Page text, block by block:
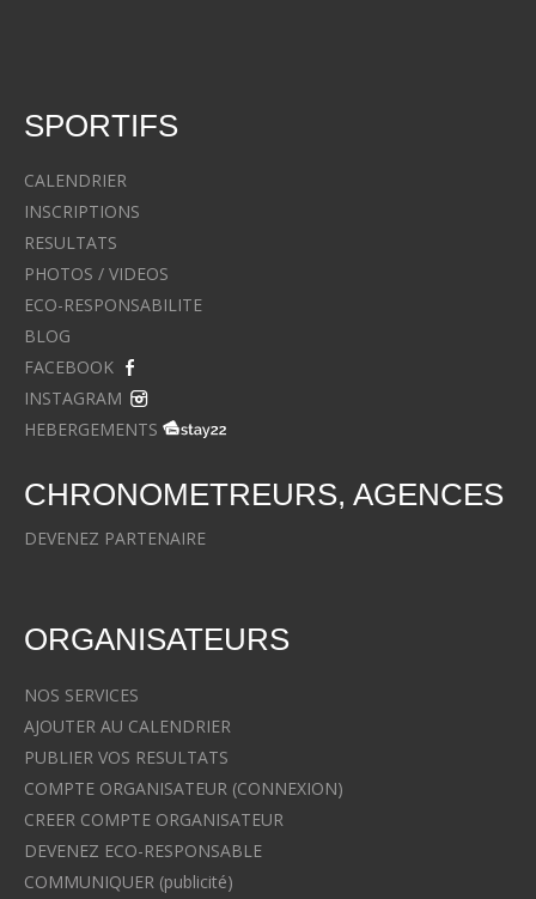
SPORTIFS
CALENDRIER
INSCRIPTIONS
RESULTATS
PHOTOS / VIDEOS
ECO-RESPONSABILITE
BLOG
FACEBOOK
INSTAGRAM
HEBERGEMENTS
CHRONOMETREURS, AGENCES
DEVENEZ PARTENAIRE
ORGANISATEURS
NOS SERVICES
AJOUTER AU CALENDRIER
PUBLIER VOS RESULTATS
COMPTE ORGANISATEUR (CONNEXION)
CREER COMPTE ORGANISATEUR
DEVENEZ ECO-RESPONSABLE
COMMUNIQUER (publicité)